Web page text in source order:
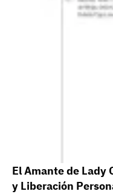
El Amante de Lady
y Liberación